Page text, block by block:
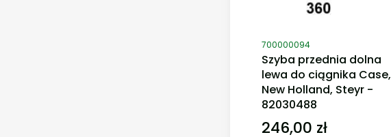
Kod produktu
700000094
Szyba przednia dolna
lewa do ciągnika Case,
New Holland, Steyr -
82030488
Cena
246,00 zł